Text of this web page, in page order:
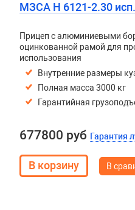
МЗСА H 6121-2.30
Прицеп с алюминиевыми
оцинкованной рамой для
использования
Внутренние размеры
Полная масса 3000 кг
Гарантийная
677800 руб Гарантия
В